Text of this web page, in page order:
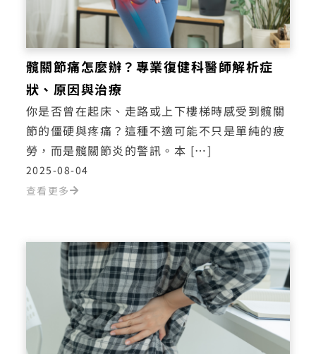
髖關節痛怎麼辦？專業復健科醫師解析症
狀、原因與治療
你是否曾在起床、走路或上下樓梯時感受到髖關
節的僵硬與疼痛？這種不適可能不只是單純的疲
勞，而是髖關節炎的警訊。本 […]
2025-08-04
查看更多